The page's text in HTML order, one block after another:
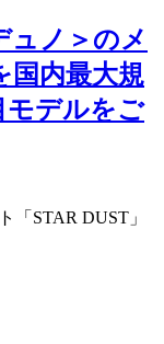
ュノ＞のメ
国内最大規
モデルをご
「STAR DUST」